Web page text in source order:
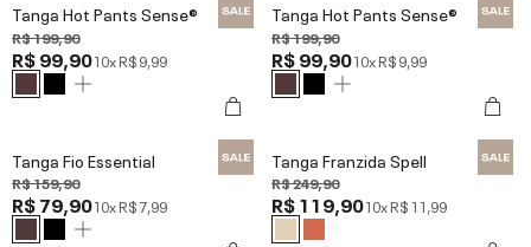
Tanga Hot Pants Sense®
R$ 199,90
R$ 99,9010xR$ 9,99
Tanga Hot Pants Sense®
R$ 199,90
R$ 99,9010xR$ 9,99
Tanga Fio Essential
R$ 159,90
R$ 79,9010xR$ 7,99
Tanga Franzida Spell
R$ 249,90
R$ 119,9010xR$ 11,99